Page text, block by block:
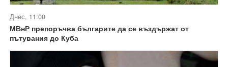
Днес, 11:00
МВнР препоръчва българите да се въздържат от
пътувания до Куба